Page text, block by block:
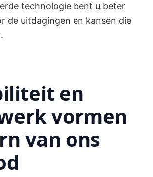
technologie bent u beter
de uitdagingen en kansen die
en
vormen
van ons